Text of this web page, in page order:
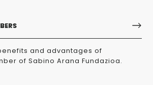
and advantages of
of Sabino Arana Fundazioa.